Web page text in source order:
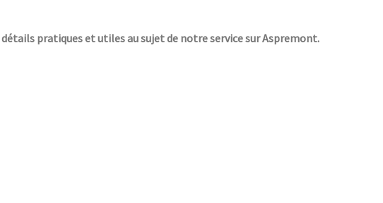
pratiques et utiles au sujet de notre service sur Aspremont.